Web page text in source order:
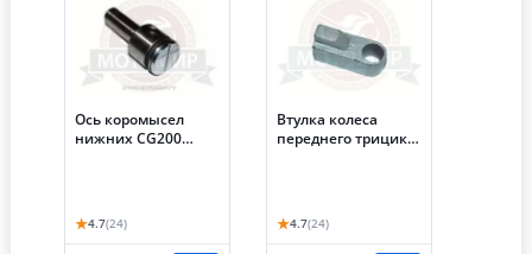
Ось коромысел
нижних CG200
★4.7(24)
Втулка колеса
переднего трицикл
★4.7(24)